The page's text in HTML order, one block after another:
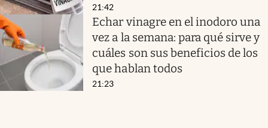
21:42
Echar vinagre en el inodoro una
vez a la semana: para qué sirve y
cuáles son sus beneficios de los
que hablan todos
21:23